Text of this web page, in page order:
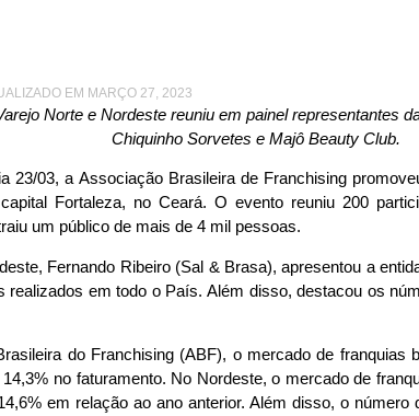
EM MARÇO 27, 2023
Norte e Nordeste reuniu em painel representantes
Chiquinho Sorvetes e Majô Beauty Club.
23/03, a Associação Brasileira de Franchising
Fortaleza, no Ceará. O evento reuniu 200
um público de mais de 4 mil pessoas.
Fernando Ribeiro (Sal & Brasa), apresentou a
em todo o País. Além disso, destacou os
do Franchising (ABF), o mercado de franquias
no faturamento. No Nordeste, o mercado de
em relação ao ano anterior. Além disso, o